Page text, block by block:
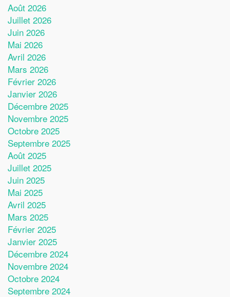
Août 2026
Juillet 2026
Juin 2026
Mai 2026
Avril 2026
Mars 2026
Février 2026
Janvier 2026
Décembre 2025
Novembre 2025
Octobre 2025
Septembre 2025
Août 2025
Juillet 2025
Juin 2025
Mai 2025
Avril 2025
Mars 2025
Février 2025
Janvier 2025
Décembre 2024
Novembre 2024
Octobre 2024
Septembre 2024